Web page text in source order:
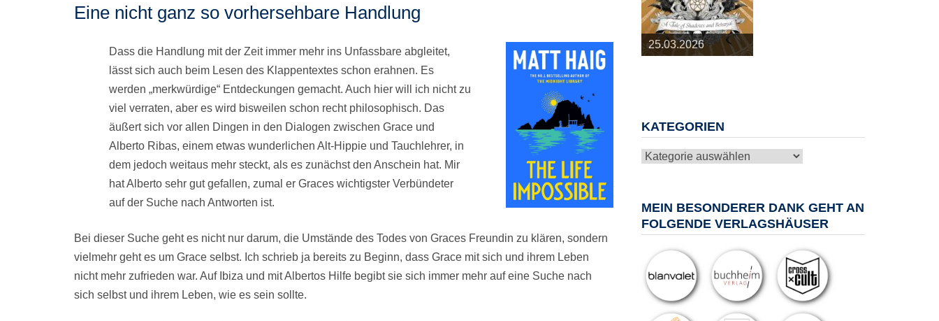
Eine nicht ganz so vorhersehbare Handlung
Dass die Handlung mit der Zeit immer mehr ins Unfassbare abgleitet,
lässt sich auch beim Lesen des Klappentextes schon erahnen. Es
werden „merkwürdige“ Entdeckungen gemacht. Auch hier will ich nicht zu
viel verraten, aber es wird bisweilen schon recht philosophisch. Das
äußert sich vor allen Dingen in den Dialogen zwischen Grace und
Alberto Ribas, einem etwas wunderlichen Alt-Hippie und Tauchlehrer, in
dem jedoch weitaus mehr steckt, als es zunächst den Anschein hat. Mir
hat Alberto sehr gut gefallen, zumal er Graces wichtigster Verbündeter
auf der Suche nach Antworten ist.
Bei dieser Suche geht es nicht nur darum, die Umstände des Todes von Graces Freundin zu klären, sondern
vielmehr geht es um Grace selbst. Ich schrieb ja bereits zu Beginn, dass Grace mit sich und ihrem Leben
nicht mehr zufrieden war. Auf Ibiza und mit Albertos Hilfe begibt sie sich immer mehr auf eine Suche nach
sich selbst und ihrem Leben, wie es sein sollte.
25.03.2026
09.04.2026
20.05.2026
10.06.2026
13.08.2026
KATEGORIEN
Kategorien
MEIN BESONDERER DANK GEHT AN
FOLGENDE VERLAGSHÄUSER